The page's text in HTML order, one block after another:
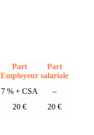
Part
Employeur
Part
salariale
7 % + CSA
–
20 € 20 €